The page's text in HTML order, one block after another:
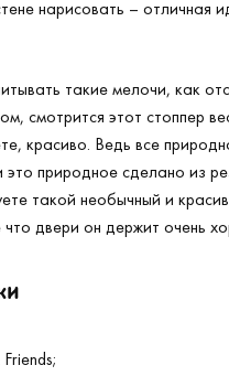
нарисовать – отличная
такие мелочи, как
смотрится этот стоппер
красиво. Ведь все
природное сделано из
такой необычный и
двери он держит очень